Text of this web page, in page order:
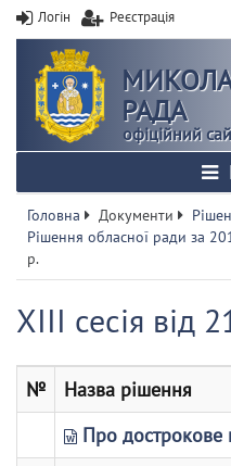
Логін Реєстрація
РАДА
офіційний
Головна Документи
Рішення обласної ради за
р.
ХІІІ сесія від
№
Назва рішення
Про дострокове